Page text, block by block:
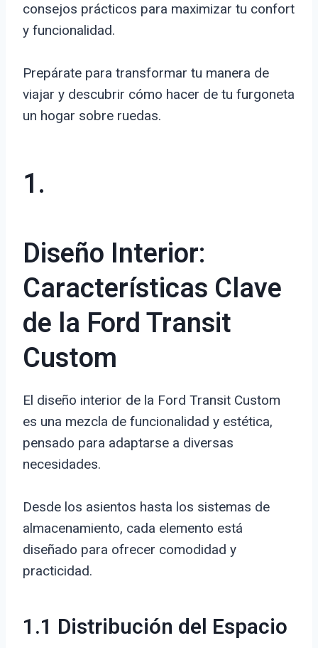
consejos prácticos para maximizar tu confort
y funcionalidad.
Prepárate para transformar tu manera de
viajar y descubrir cómo hacer de tu furgoneta
un hogar sobre ruedas.
1.
Diseño Interior:
Características Clave
de la Ford Transit
Custom
El diseño interior de la Ford Transit Custom
es una mezcla de funcionalidad y estética,
pensado para adaptarse a diversas
necesidades.
Desde los asientos hasta los sistemas de
almacenamiento, cada elemento está
diseñado para ofrecer comodidad y
practicidad.
1.1 Distribución del Espacio